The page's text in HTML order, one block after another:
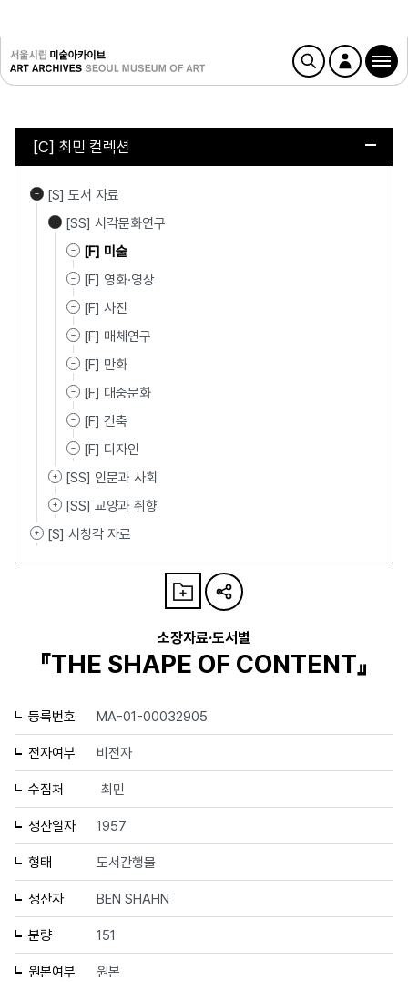
[C] 최민 컬렉션
[S] 도서 자료
[SS] 시각문화연구
[F] 미술
[F] 영화·영상
[F] 사진
[F] 매체연구
[F] 만화
[F] 대중문화
[F] 건축
[F] 디자인
[SS] 인문과 사회
[SS] 교양과 취향
[S] 시청각 자료
소장자료·도서별
『THE SHAPE OF CONTENT』
등록번호 MA-01-00032905
전자여부 비전자
수집처 최민
생산일자 1957
형태 도서간행물
생산자 BEN SHAHN
분량 151
원본여부 원본